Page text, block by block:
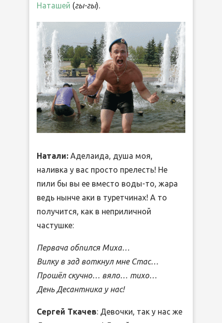
Наташей (гы-гы).
Натали: Аделаида, душа моя,
наливка у вас просто прелесть! Не
пили бы вы ее вместо воды-то, жара
ведь нынче аки в туретчинах! А то
получится, как в неприличной
частушке:
Первача обпился Миха…
Вилку в зад воткнул мне Стас…
Прошёл скучно… вяло… тихо…
День Десантника у нас!
Сергей Ткачев: Девочки, так у нас же